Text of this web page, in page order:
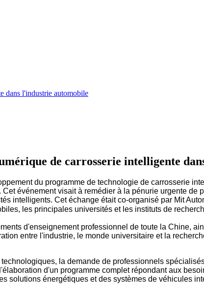
dans l'industrie automobile
de carrosserie intelligente
du programme de technologie de carrosserie
événement visait à remédier à la pénurie urgente de
intelligents. Cet échange était co-organisé par Mit
les principales universités et les instituts de
d'enseignement professionnel de toute la Chine,
entre l'industrie, le monde universitaire et la
la demande de professionnels
d'un programme complet répondant aux
solutions énergétiques et des systèmes de véhicules